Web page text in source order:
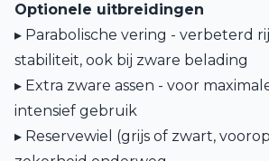
Optionele uitbreidingen
▸ Parabolische vering - verbeterd
stabiliteit, ook bij zware belading
▸ Extra zware assen - voor
intensief gebruik
▸ Reservewiel (grijs of zwart,